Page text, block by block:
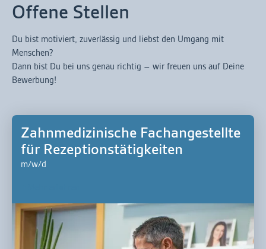
Offene Stellen
Du bist motiviert, zuverlässig und liebst den Umgang mit
Menschen?
Dann bist Du bei uns genau richtig – wir freuen uns auf Deine
Bewerbung!
Zahnmedizinische Fachangestellte
für Rezeptionstätigkeiten
m/w/d